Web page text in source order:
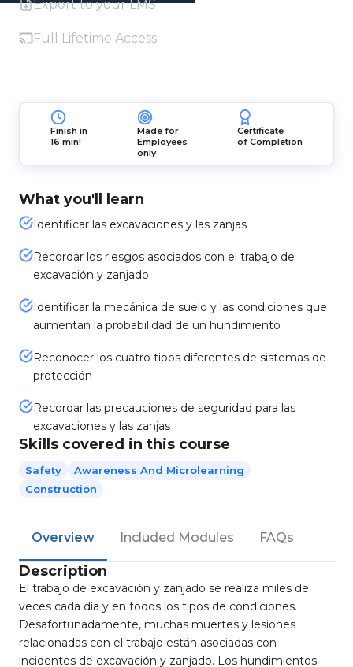
Export to your LMS
Full Lifetime Access
Finish in
16 min!
Made for
Employees
only
Certificate
of Completion
What you'll learn
Identificar las excavaciones y las zanjas
Recordar los riesgos asociados con el trabajo de
excavación y zanjado
Identificar la mecánica de suelo y las condiciones que
aumentan la probabilidad de un hundimiento
Reconocer los cuatro tipos diferentes de sistemas de
protección
Recordar las precauciones de seguridad para las
excavaciones y las zanjas
Skills covered in this course
Safety
Awareness And Microlearning
Construction
Overview Included Modules FAQs
Description
El trabajo de excavación y zanjado se realiza miles de
veces cada día y en todos los tipos de condiciones.
Desafortunadamente, muchas muertes y lesiones
relacionadas con el trabajo están asociadas con
incidentes de excavación y zanjado. Los hundimientos